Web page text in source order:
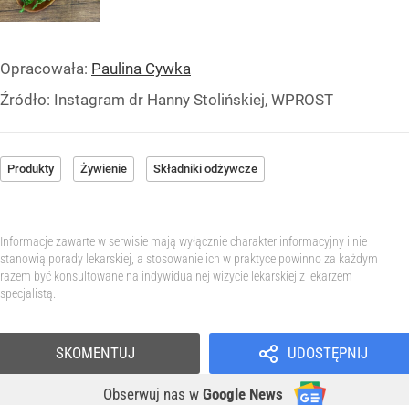
Opracowała: Paulina Cywka
Źródło: Instagram dr Hanny Stolińskiej, WPROST
Produkty Żywienie Składniki odżywcze
Informacje zawarte w serwisie mają wyłącznie charakter informacyjny i nie
stanowią porady lekarskiej, a stosowanie ich w praktyce powinno za każdym
razem być konsultowane na indywidualnej wizycie lekarskiej z lekarzem
specjalistą.
UDOSTĘPNIJ
Obserwuj nas w Google News
SKOMENTUJ